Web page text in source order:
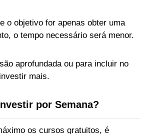
o objetivo for apenas obter uma
o tempo necessário será menor.
aprofundada ou para incluir no
mais.
por Semana?
os cursos gratuitos, é